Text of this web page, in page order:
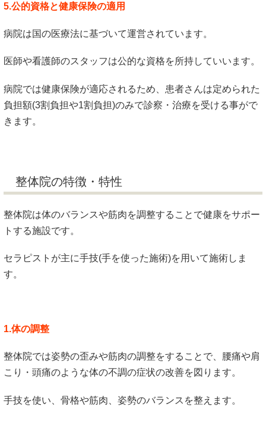
5.公的資格と健康保険の適用
病院は国の医療法に基づいて運営されています。
医師や看護師のスタッフは公的な資格を所持していいます。
病院では健康保険が適応されるため、患者さんは定められた
負担額(3割負担や1割負担)のみで診察・治療を受ける事がで
きます。
整体院の特徴・特性
整体院は体のバランスや筋肉を調整することで健康をサポー
トする施設です。
セラピストが主に手技(手を使った施術)を用いて施術しま
す。
1.体の調整
整体院では姿勢の歪みや筋肉の調整をすることで、腰痛や肩
こり・頭痛のような体の不調の症状の改善を図ります。
手技を使い、骨格や筋肉、姿勢のバランスを整えます。